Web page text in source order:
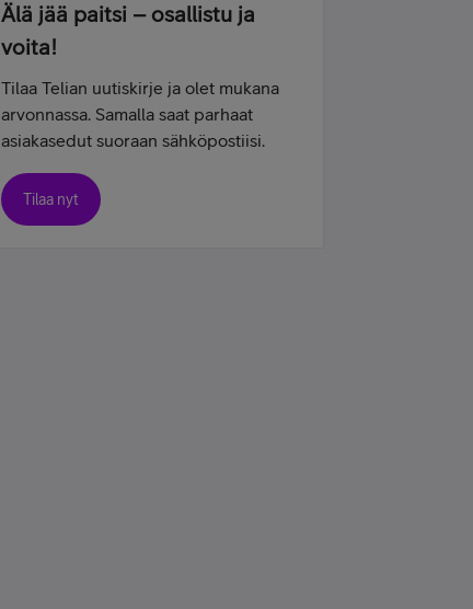
Älä jää paitsi – osallistu ja
voita!
Tilaa Telian uutiskirje ja olet mukana
arvonnassa. Samalla saat parhaat
asiakasedut suoraan sähköpostiisi.
Tilaa nyt